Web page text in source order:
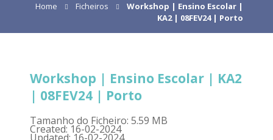
Home Ficheiros
Workshop | Ensino Escolar |
KA2 | 08FEV24 | Porto
Workshop | Ensino Escolar | KA2
| 08FEV24 | Porto
Tamanho do Ficheiro: 5.59 MB
Created: 16-02-2024